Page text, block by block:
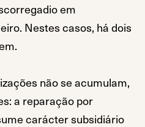
em
Nestes casos, há dois
não se acumulam,
a reparação por
carácter subsidiário